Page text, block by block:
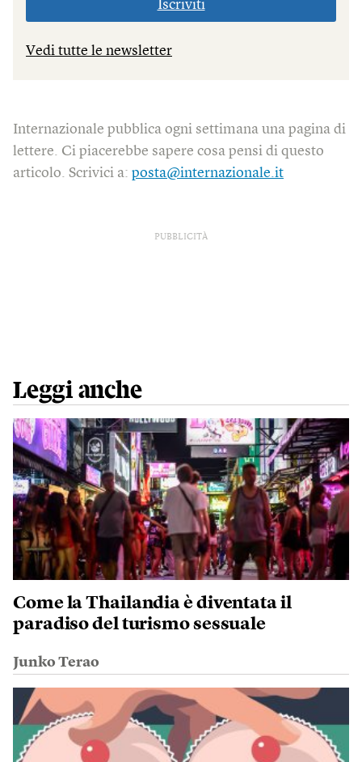
Iscriviti
Vedi tutte le newsletter
Internazionale pubblica ogni settimana una pagina di
lettere. Ci piacerebbe sapere cosa pensi di questo
articolo. Scrivici a: posta@internazionale.it
PUBBLICITÀ
Leggi anche
Come la Thailandia è diventata il
paradiso del turismo sessuale
Junko Terao